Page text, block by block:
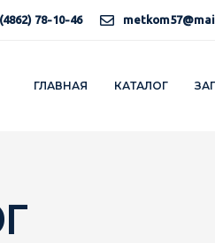
78-10-46
ГЛАВНАЯ КАТАЛОГ